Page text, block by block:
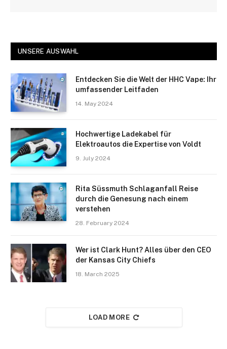
UNSERE AUSWAHL
Entdecken Sie die Welt der HHC Vape: Ihr
umfassender Leitfaden
14. May 2024
Hochwertige Ladekabel für
Elektroautos die Expertise von Voldt
9. July 2024
Rita Süssmuth Schlaganfall Reise
durch die Genesung nach einem
verstehen
28. February 2024
Wer ist Clark Hunt? Alles über den CEO
der Kansas City Chiefs
18. March 2025
LOAD MORE